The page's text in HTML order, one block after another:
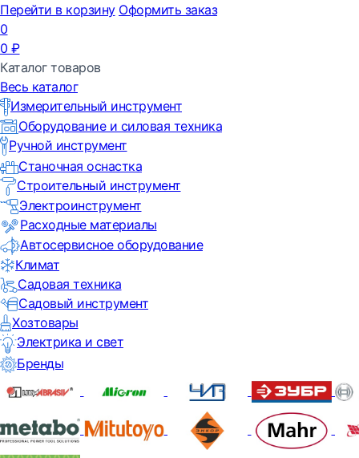
Перейти в корзину Оформить заказ
0
0 ₽
Каталог товаров
Весь каталог
Измерительный инструмент
Оборудование и силовая техника
Ручной инструмент
Станочная оснастка
Строительный инструмент
Электроинструмент
Расходные материалы
Автосервисное оборудование
Климат
Садовая техника
Садовый инструмент
Хозтовары
Электрика и свет
Бренды